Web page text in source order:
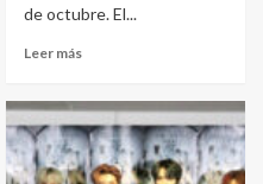
de octubre. El...
Leer más